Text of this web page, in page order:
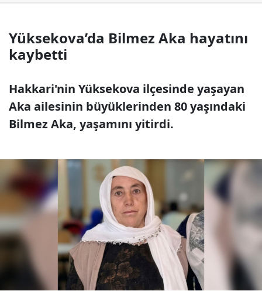
Yüksekova’da Bilmez Aka hayatını
kaybetti
Hakkari'nin Yüksekova ilçesinde yaşayan
Aka ailesinin büyüklerinden 80 yaşındaki
Bilmez Aka, yaşamını yitirdi.